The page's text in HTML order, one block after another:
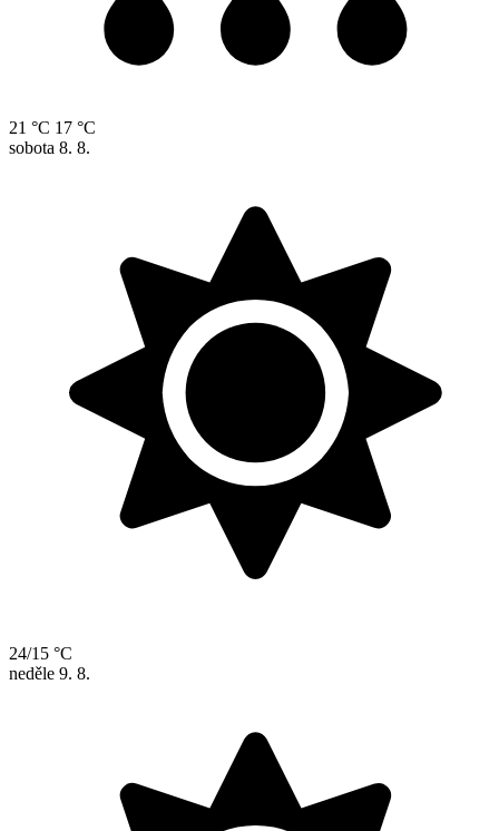
21 °C 17 °C
sobota 8. 8.
24/15 °C
neděle 9. 8.